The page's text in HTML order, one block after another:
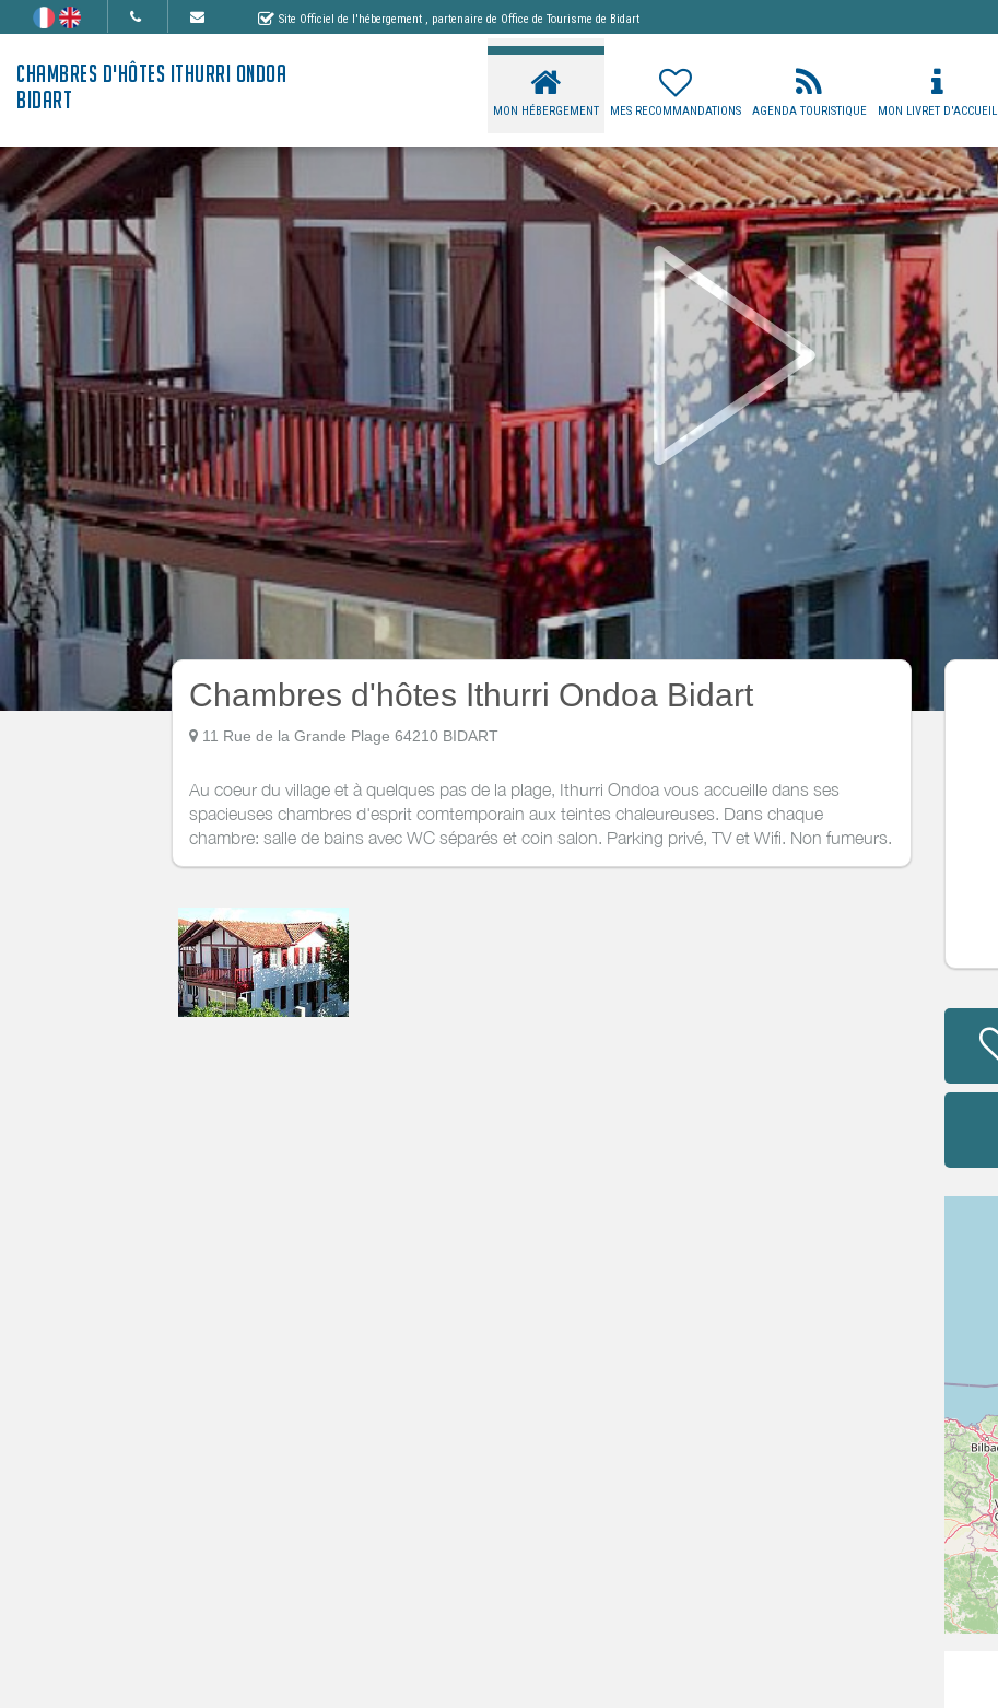
Site Officiel de l'hébergement , partenaire de Office de Tourisme de Bidart
CHAMBRES D'HÔTES ITHURRI ONDOA
BIDART
MON HÉBERGEMENT MES RECOMMANDATIONS AGENDA TOURISTIQUE MON LIVRET D'ACCUEIL
Chambres d'hôtes Ithurri Ondoa Bidart
11 Rue de la Grande Plage 64210 BIDART
Au coeur du village et à quelques pas de la plage, Ithurri Ondoa vous accueille dans ses
spacieuses chambres d'esprit comtemporain aux teintes chaleureuses. Dans chaque
chambre: salle de bains avec WC séparés et coin salon. Parking privé, TV et Wifi. Non fumeurs.